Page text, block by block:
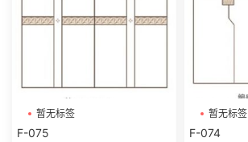
暂无标签
F-075
暂无标签
F-074